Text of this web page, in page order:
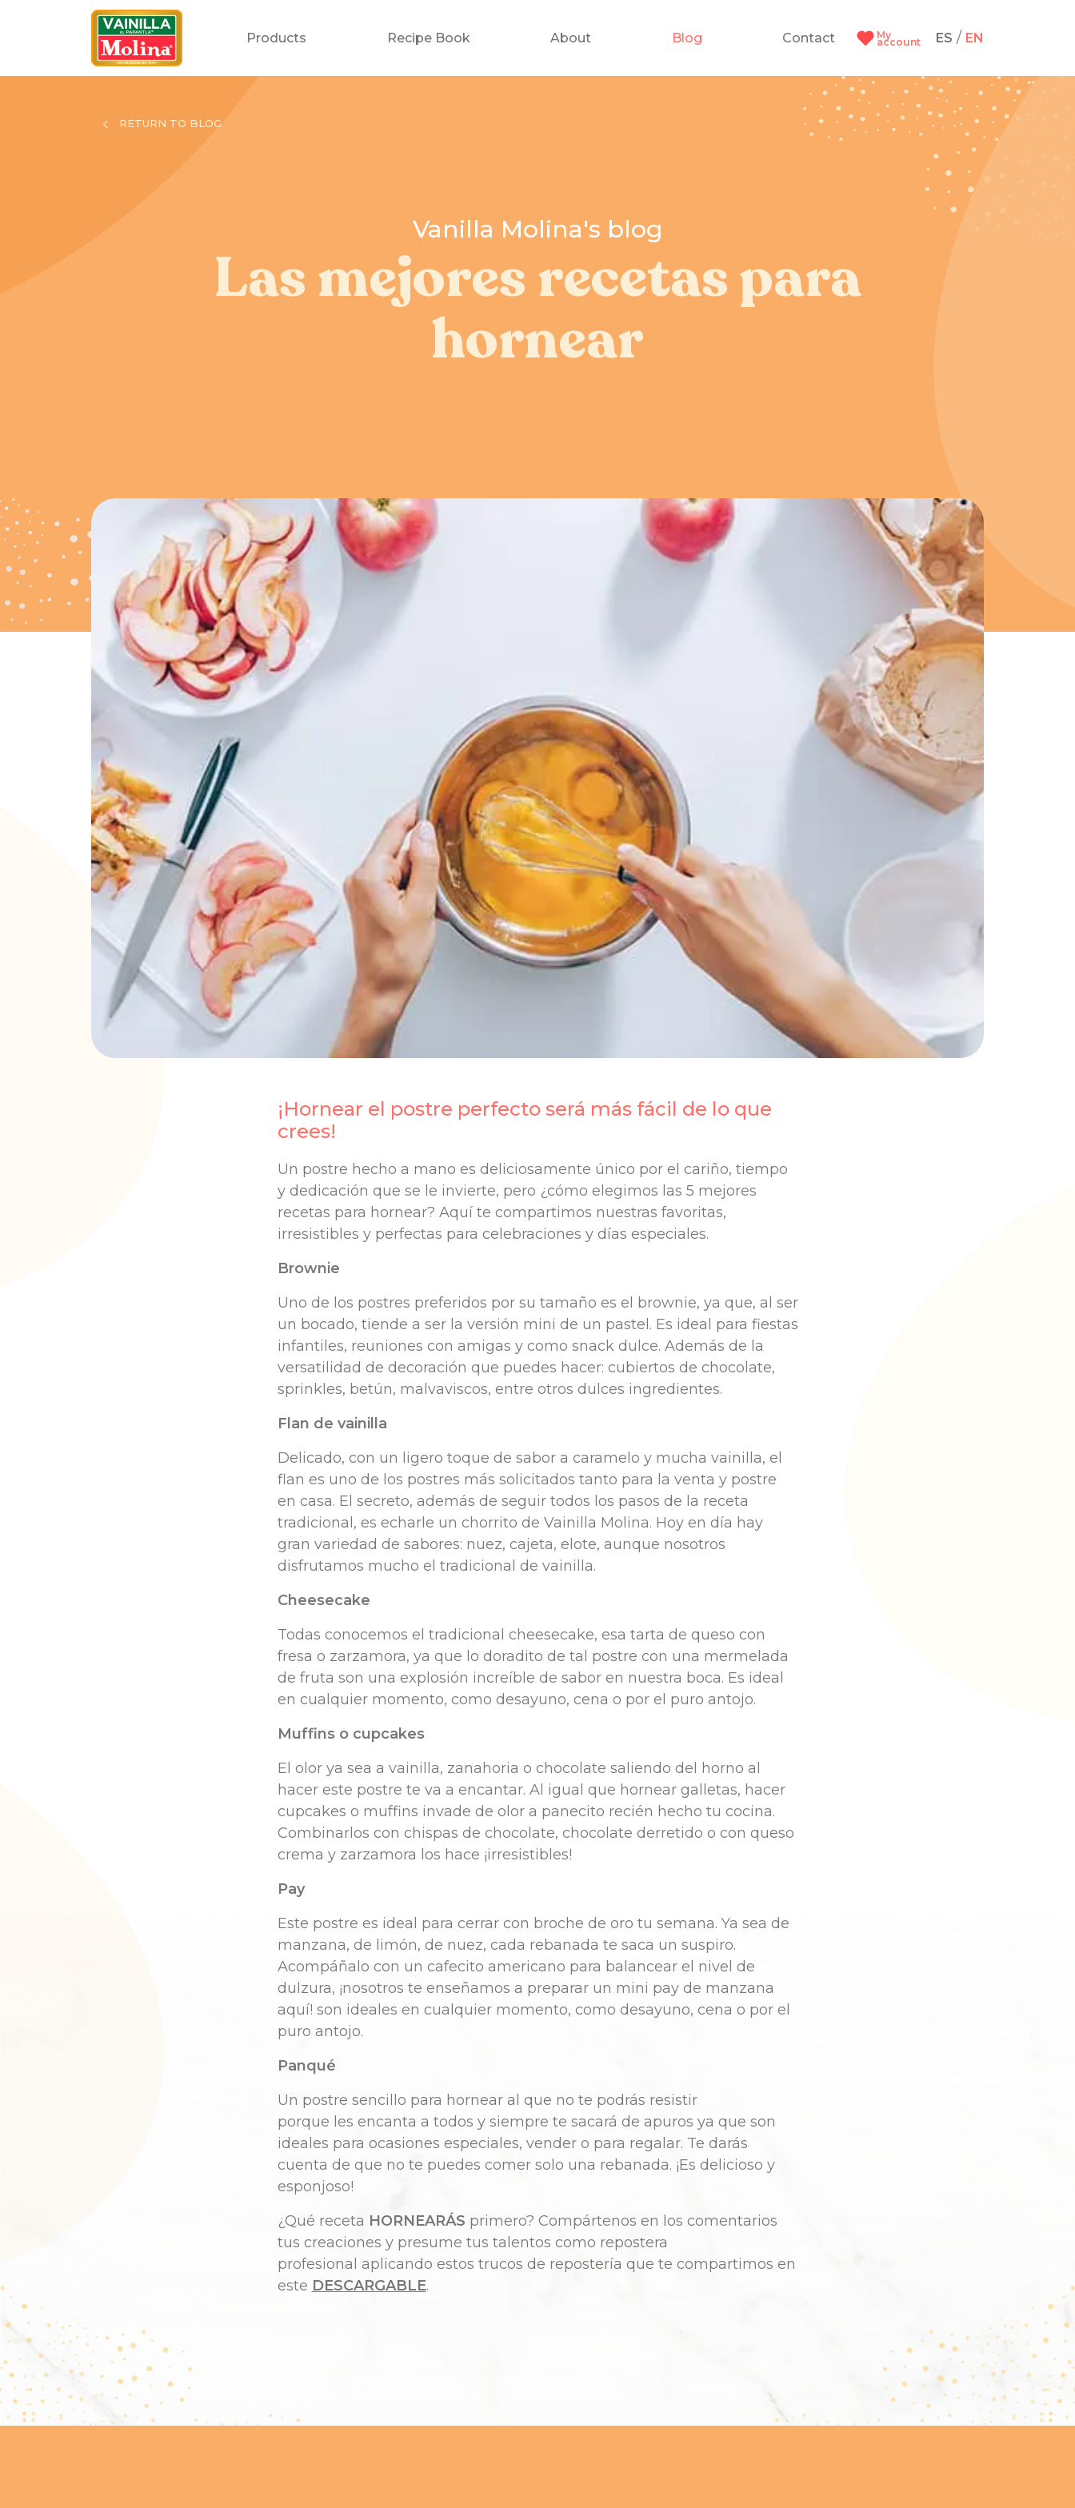
ES / EN
My
account
Products Recipe Book About Blog Contact
RETURN TO BLOG
Vanilla Molina's blog
Las mejores recetas para
hornear
¡Hornear ‍el postre perfecto será más fácil de lo que
crees!
Un postre hecho a mano es deliciosamente único por el cariño, tiempo
y dedicación que se le invierte, pero ¿cómo elegimos las 5 mejores
recetas para hornear? Aquí te compartimos nuestras favoritas,
irresistibles y perfectas para celebraciones y días especiales.
Brownie
Uno de los postres preferidos por su tamaño es el brownie, ya que, al ser
un bocado, tiende a ser la versión mini de un pastel. Es ideal para fiestas
infantiles, reuniones con amigas y como snack dulce. Además de la
versatilidad de decoración que puedes hacer: cubiertos de chocolate,
sprinkles, betún, malvaviscos, entre otros dulces ingredientes.
Flan de vainilla
Delicado, con un ligero toque de sabor a caramelo y mucha vainilla, el
flan es uno de los postres más solicitados tanto para la venta y postre
en casa. El secreto, además de seguir todos los pasos de la receta
tradicional, es echarle un chorrito de Vainilla Molina. Hoy en día hay
gran variedad de sabores: nuez, cajeta, elote, aunque nosotros
disfrutamos mucho el tradicional de vainilla.
Cheesecake
Todas conocemos el tradicional cheesecake, esa tarta de queso con
fresa o zarzamora, ya que lo doradito de tal postre con una mermelada
de fruta son una explosión increíble de sabor en nuestra boca. Es ideal
en cualquier momento, como desayuno, cena o por el puro antojo.
Muffins o cupcakes
El olor ya sea a vainilla, zanahoria o chocolate saliendo del horno al
hacer este postre te va a encantar. Al igual que hornear galletas, hacer
cupcakes o muffins invade de olor a panecito recién hecho tu cocina.
Combinarlos con chispas de chocolate, chocolate derretido o con queso
crema y zarzamora los hace ¡irresistibles!
Pay
Este postre es ideal para cerrar con broche de oro tu semana. Ya sea de
manzana, de limón, de nuez, cada rebanada te saca un suspiro.
Acompáñalo con un cafecito americano para balancear el nivel de
dulzura, ¡nosotros te enseñamos a preparar un mini pay de manzana
aquí! son ideales en cualquier momento, como desayuno, cena o por el
puro antojo.
Panqué
Un postre sencillo para hornear al que no te podrás resistir
porque les encanta a todos y siempre te sacará de apuros ya que son
ideales para ocasiones especiales, vender o para regalar. Te darás
cuenta de que no te puedes comer solo una rebanada. ¡Es delicioso y
esponjoso!
¿Qué receta HORNEARÁS primero? Compártenos en los comentarios
tus creaciones y presume tus talentos como repostera
profesional aplicando estos trucos de repostería que te compartimos en
este DESCARGABLE.